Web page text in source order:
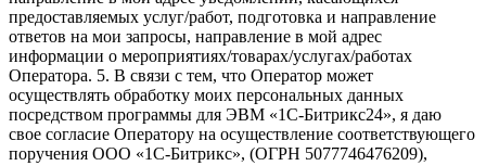
предоставляемых услуг/работ, подготовка и направление
ответов на мои запросы, направление в мой адрес
информации о мероприятиях/товарах/услугах/работах
Оператора. 5. В связи с тем, что Оператор может
осуществлять обработку моих персональных данных
посредством программы для ЭВМ «1С-Битрикс24», я даю
свое согласие Оператору на осуществление соответствующего
поручения ООО «1С-Битрикс», (ОГРН 5077746476209),